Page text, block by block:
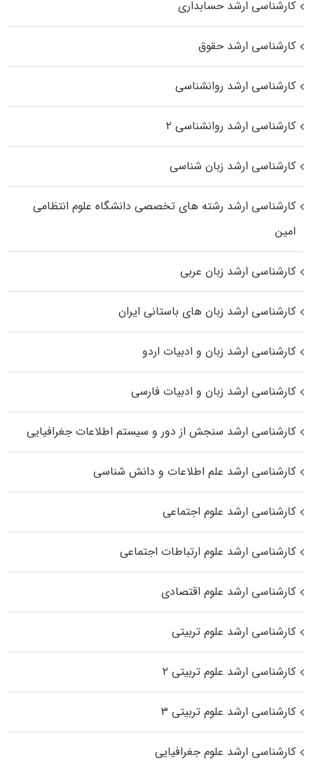
کارشناسی ارشد حسابداری
کارشناسی ارشد حقوق
کارشناسی ارشد روانشناسی
کارشناسی ارشد روانشناسی ۲
کارشناسی ارشد زبان شناسی
کارشناسی ارشد رﺷﺘﻪ ﻫﺎی تخصصی داﻧﺸﮕﺎه ﻋﻠﻮم انتظامی
اﻣﻴﻦ
کارشناسی ارشد زبان عربی
کارشناسی ارشد زبان‌ های باستانی ایران
کارشناسی ارشد زبان و ادبیات اردو
کارشناسی ارشد زبان و ادبیات فارسی
کارشناسی ارشد سنجش از دور و سیستم اطلاعات جغرافیایی
کارشناسی ارشد علم اطلاعات و دانش شناسی
کارشناسی ارشد علوم اجتماعی
کارشناسی ارشد علوم ارتباطات اجتماعی
کارشناسی ارشد علوم اقتصادی
کارشناسی ارشد علوم تربیتی
کارشناسی ارشد علوم تربیتی ۲
کارشناسی ارشد علوم تربیتی ۳
کارشناسی ارشد علوم جغرافیایی